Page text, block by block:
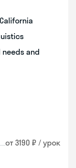
and
от 3190 ₽ / урок